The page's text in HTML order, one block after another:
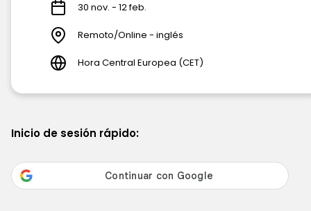
30 nov. - 12 feb.
Remoto/Online - inglés
Hora Central Europea (CET)
Inicio de sesión rápido: